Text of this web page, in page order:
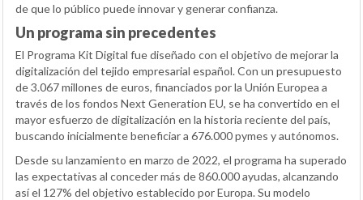
de que lo público puede innovar y generar confianza.
Un programa sin precedentes
El Programa Kit Digital fue diseñado con el objetivo de mejorar la
digitalización del tejido empresarial español. Con un presupuesto
de 3.067 millones de euros, financiados por la Unión Europea a
través de los fondos Next Generation EU, se ha convertido en el
mayor esfuerzo de digitalización en la historia reciente del país,
buscando inicialmente beneficiar a 676.000 pymes y autónomos.
Desde su lanzamiento en marzo de 2022, el programa ha superado
las expectativas al conceder más de 860.000 ayudas, alcanzando
así el 127% del objetivo establecido por Europa. Su modelo